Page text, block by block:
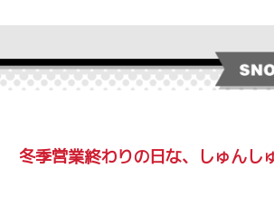
冬季営業終わりの日な、しゅんし